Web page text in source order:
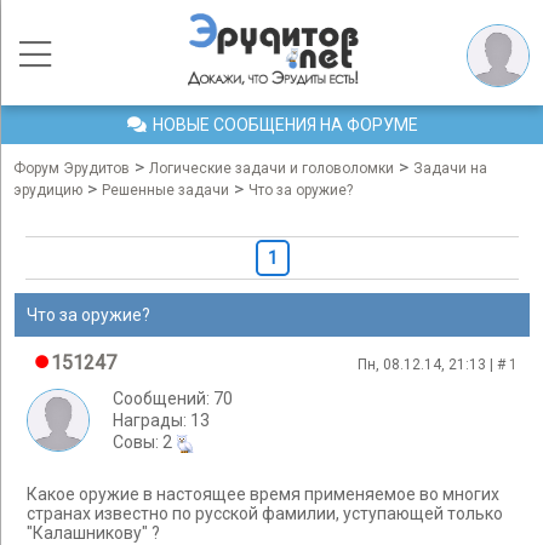
НОВЫЕ СООБЩЕНИЯ НА ФОРУМЕ
Форум Эрудитов > Логические задачи и головоломки > Задачи на
эрудицию > Решенные задачи > Что за оружие?
1
Что за оружие?
151247 Пн, 08.12.14, 21:13 | # 1
Сообщений: 70
Награды: 13
Cовы: 2
Какое оружие в настоящее время применяемое во многих
странах известно по русской фамилии, уступающей только
"Калашникову" ?